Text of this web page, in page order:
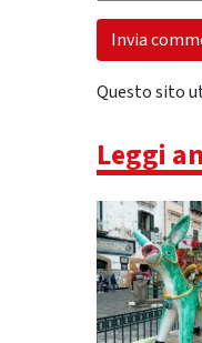
Questo sito
Leggi